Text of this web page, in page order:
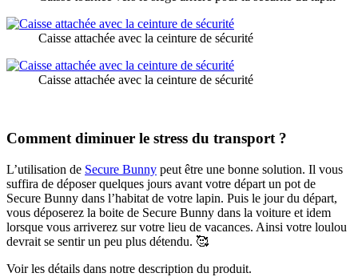
Caisse attachée avec la ceinture de sécurité
Caisse attachée avec la ceinture de sécurité
Comment diminuer le stress du transport ?
L’utilisation de Secure Bunny peut être une bonne solution. Il vous
suffira de déposer quelques jours avant votre départ un pot de
Secure Bunny dans l’habitat de votre lapin. Puis le jour du départ,
vous déposerez la boite de Secure Bunny dans la voiture et idem
lorsque vous arriverez sur votre lieu de vacances. Ainsi votre loulou
devrait se sentir un peu plus détendu. 🥰
Voir les détails dans notre description du produit.